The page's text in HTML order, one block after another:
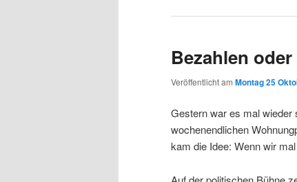
Bezahlen
Veröffentlicht am Montag 25
Gestern war es mal wieder
wochenendlichen
kam die Idee: Wenn wir